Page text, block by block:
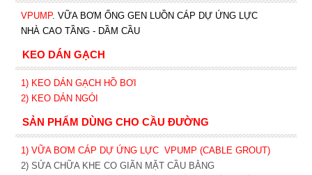
VPUMP. VỮA BƠM ỐNG GEN LUỒN CÁP DỰ ỨNG LỰC
NHÀ CAO TẦNG - DẦM CẦU
KEO DÁN GẠCH
1) KEO DÁN GẠCH HỒ BƠI
2) KEO DÁN NGÓI
SẢN PHẨM DÙNG CHO CẦU ĐƯỜNG
1) VỮA BƠM CÁP DỰ ỨNG LỰC VPUMP (CABLE GROUT)
2) SỬA CHỮA KHE CO GIÃN MẶT CẦU BẰNG